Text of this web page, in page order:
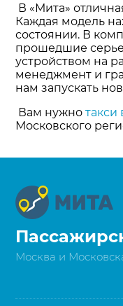
В «Мита»
Каждая модель
состоянии. В
прошедшие
устройством на
менеджмент и
нам запускать
Вам нужнотакси
Московского
Москва и